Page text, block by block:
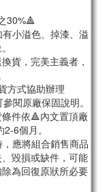
30%🔺
小溢色、掉漆、溢
貨，完美主義者，
方式協助辦理
閱原廠保固說明。
件依🔺內文置頂廠
6個月。
應將組合銷售商品
毀損或缺件，可能
為回復原狀所必要